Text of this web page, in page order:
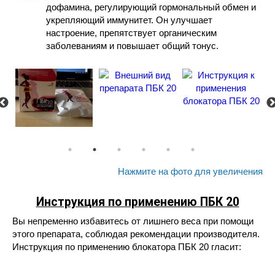
дофамина, регулирующий гормональный обмен и
укрепляющий иммунитет. Он улучшает
настроение, препятствует органическим
заболеваниям и повышает общий тонус.
Нажмите на фото для увеличения
Инструкция по применению ПБК 20
Вы непременно избавитесь от лишнего веса при помощи
этого препарата, соблюдая рекомендации производителя.
Инструкция по применению блокатора ПБК 20 гласит: